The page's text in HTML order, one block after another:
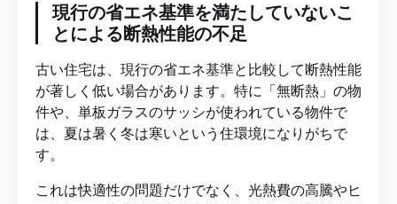
現行の省エネ基準を満たしていないこ
とによる断熱性能の不足
古い住宅は、現行の省エネ基準と比較して断熱性能
が著しく低い場合があります。特に「無断熱」の物
件や、単板ガラスのサッシが使われている物件で
は、夏は暑く冬は寒いという住環境になりがちで
す。
これは快適性の問題だけでなく、光熱費の高騰やヒ